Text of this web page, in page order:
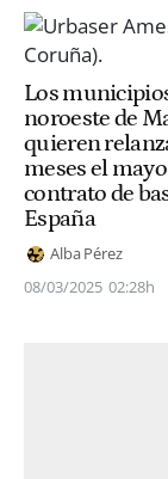
Los
noroeste de
quieren
meses el
contrato de
España
Alba Pérez
08/03/2025 02:28h